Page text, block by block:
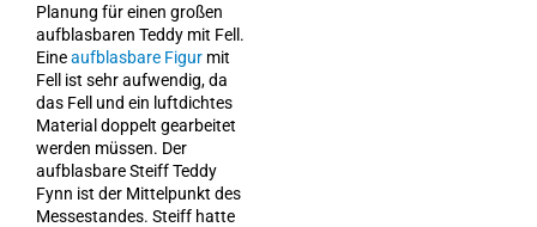
Planung für einen großen
aufblasbaren Teddy mit Fell.
Eineaufblasbare Figur mit
Fell ist sehr aufwendig, da
das Fell und ein luftdichtes
Material doppelt gearbeitet
werden müssen. Der
aufblasbare Steiff Teddy
Fynn ist der Mittelpunkt des
Messestandes. Steiff hatte